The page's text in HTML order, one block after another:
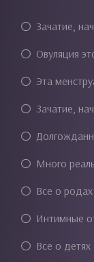
Зачатие,
Овуляция
Эта
Зачатие,
Много
Все о родах
Интимные
Все о детях